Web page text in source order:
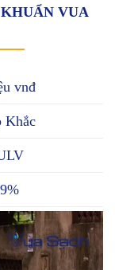
VUA
vnđ
Khắc